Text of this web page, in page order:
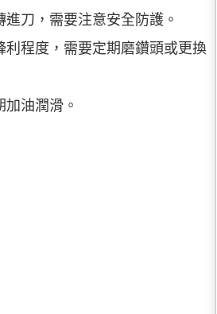
刀，需要注意安全防護。
利程度，需要定期磨鑽頭或更換
油潤滑。